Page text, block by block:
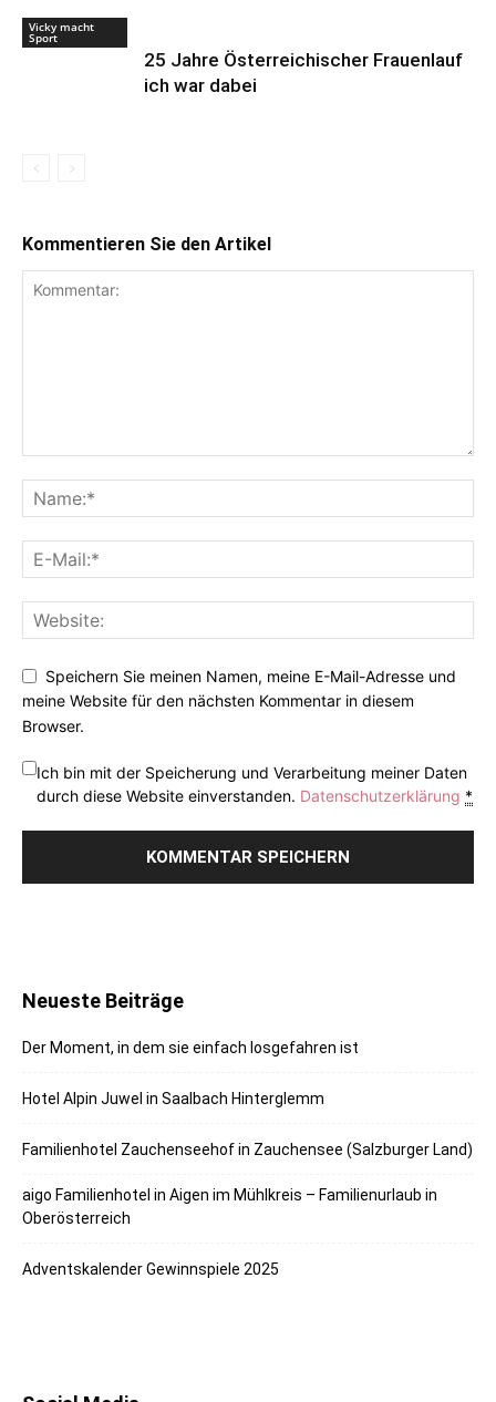
Vicky macht
Sport
25 Jahre Österreichischer Frauenlauf
ich war dabei
Kommentieren Sie den Artikel
Speichern Sie meinen Namen, meine E-Mail-Adresse und
meine Website für den nächsten Kommentar in diesem
Browser.
Ich bin mit der Speicherung und Verarbeitung meiner Daten
durch diese Website einverstanden. Datenschutzerklärung *
Neueste Beiträge
Der Moment, in dem sie einfach losgefahren ist
Hotel Alpin Juwel in Saalbach Hinterglemm
Familienhotel Zauchenseehof in Zauchensee (Salzburger Land)
aigo Familienhotel in Aigen im Mühlkreis – Familienurlaub in
Oberösterreich
Adventskalender Gewinnspiele 2025